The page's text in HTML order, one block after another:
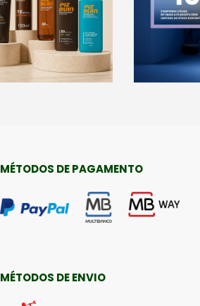
MÉTODOS DE PAGAMENTO
MÉTODOS DE ENVIO